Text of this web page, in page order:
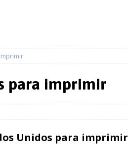
para imprimir
Unidos para imprimir